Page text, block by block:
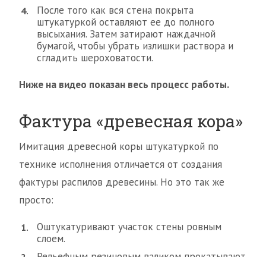
После того как вся стена покрыта
штукатуркой оставляют ее до полного
высыхания. Затем затирают наждачной
бумагой, чтобы убрать излишки раствора и
сгладить шероховатости.
Ниже на видео показан весь процесс работы.
Фактура «древесная кора»
Имитация древесной коры штукатуркой по
технике исполнения отличается от создания
фактуры распилов древесины. Но это так же
просто:
Оштукатуривают участок стены ровным
слоем.